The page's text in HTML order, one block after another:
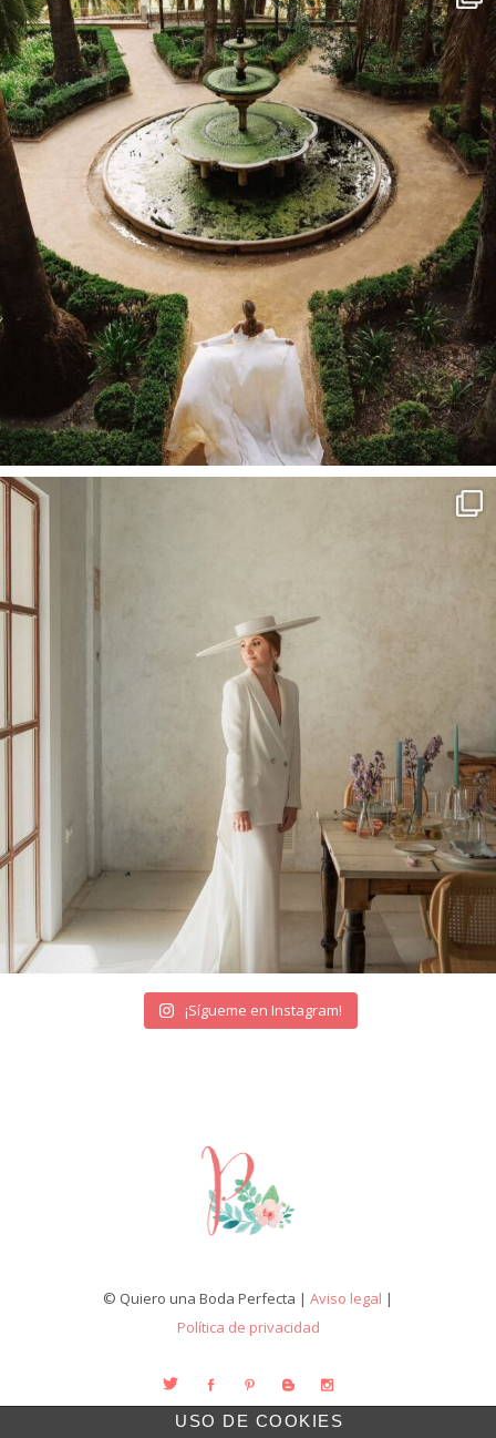
¡Sígueme en Instagram!
© Quiero una Boda Perfecta | Aviso legal |
Política de privacidad
USO DE COOKIES